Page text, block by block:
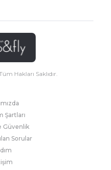
Hakları Saklıdır.
Şartları
Güvenlik
Sorular